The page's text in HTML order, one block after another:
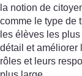
la notion de
comme le type de
les élèves les
détail et améliorer
rôles et leurs